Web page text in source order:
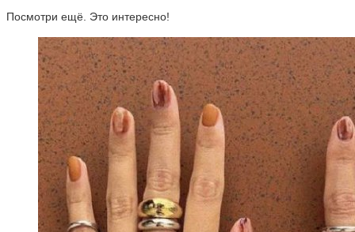
Посмотри ещё. Это интересно!